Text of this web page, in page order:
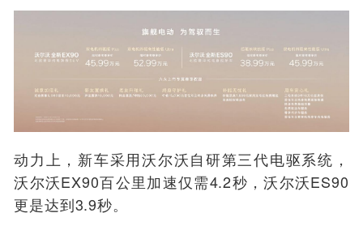
动力上，新车采用沃尔沃自研第三代电驱系统，
沃尔沃EX90百公里加速仅需4.2秒，沃尔沃ES90
更是达到3.9秒。